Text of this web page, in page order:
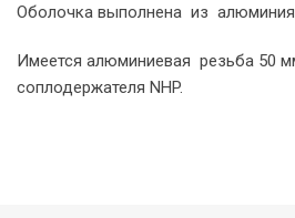
Оболочка выполнена из алюминия.
Имеется алюминиевая резьба 50
соплодержателя NHP.